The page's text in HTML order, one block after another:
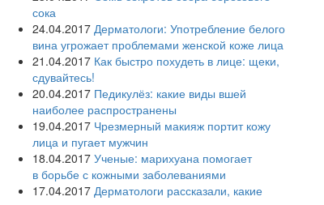
сока
24.04.2017 Дерматологи: Употребление белого
вина угрожает проблемами женской коже лица
21.04.2017 Как быстро похудеть в лице: щеки,
сдувайтесь!
20.04.2017 Педикулёз: какие виды вшей
наиболее распространены
19.04.2017 Чрезмерный макияж портит кожу
лица и пугает мужчин
18.04.2017 Ученые: марихуана помогает
в борьбе с кожными заболеваниями
17.04.2017 Дерматологи рассказали, какие